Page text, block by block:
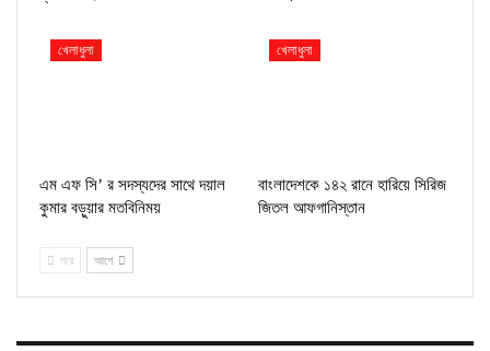
খেলাধুলা
এম এফ সি’ র সদস্যদের সাথে দয়াল
কুমার বড়ুয়ার মতবিনিময়
খেলাধুলা
বাংলাদেশকে ১৪২ রানে হারিয়ে সিরিজ
জিতল আফগানিস্তান
পরে আগে